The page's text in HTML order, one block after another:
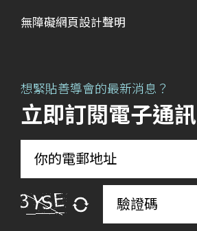
無障礙網頁設計聲明
想緊貼善導會的最新消息？
立即訂閱電子通訊